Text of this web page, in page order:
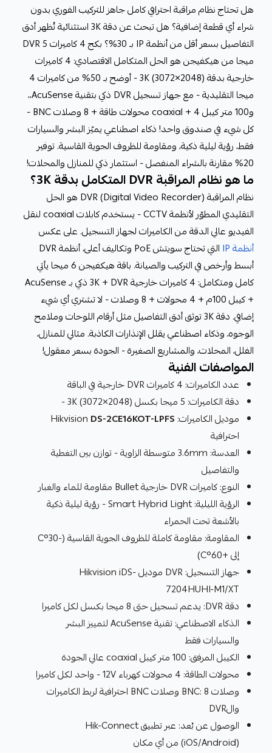
هل تحتاج نظام مراقبة احترافي كامل جاهز للتركيب الفوري بدون
شراء أي قطعة إضافية؟ هل تبحث عن دقة 3K استثنائية تُظهر أدق
التفاصيل بسعر أقل من أنظمة IP بـ 30%؟ بكج 4 كاميرات DVR 5
ميجا من هيكفيجن هو الحل المتكامل الاقتصادي: 4 كاميرات
خارجية بدقة 3K (3072×2048) - أوضح بـ 50% من كاميرات 4
ميجا التقليدية - مع جهاز تسجيل DVR ذكي بتقنية AcuSense،،
و100 متر كيبل coaxial + 4 محولات طاقة + 8 وصلات BNC -
كل شيء في صندوق واحد! ذكاء اصطناعي يميّز البشر والسيارات
فقط، رؤية ليلية ذكية، ومقاومة للظروف الجوية القاسية. توفير
20% مقارنة بالشراء المنفصل - استثمار ذكي للمنازل والمحلات!
ما هو نظام المراقبة DVR المتكامل بدقة 3K؟
نظام المراقبة DVR (Digital Video Recorder) هو الحل
التقليدي المطوّر لأنظمة CCTV - يستخدم كابلات coaxial لنقل
الفيديو عالي الدقة من الكاميرات لجهاز التسجيل. على عكس
أنظمة IP
التي تحتاج سويتش PoE وتكاليف أعلى، أنظمة DVR
أبسط وأرخص في التركيب والصيانة. باقة هيكفيجن 6 ميجا يأتي
كامل ومتكامل: 4 كاميرات خارجية 3K + DVR ذكي بـ AcuSense
+ كيبل 100م + 4 محولات + 8 وصلات - لا تشتري أي شيء
إضافي. دقة 3K توثق أدق التفاصيل مثل أرقام اللوحات وملامح
الوجوه، وذكاء اصطناعي يقلل الإنذارات الكاذبة. مثالي للمنازل،
الفلل، المحلات، والمشاريع الصغيرة - الجودة بسعر معقول!
المواصفات الفنية
عدد الكاميرات: 4 كاميرات DVR خارجية في الباقة
دقة الكاميرات: 5 ميجا بكسل 3K (3072×2048) -
موديل الكاميرات: Hikvision DS-2CE16KOT-LPFS
احترافية
العدسة: 3.6mm متوسطة الزاوية - توازن بين التغطية
والتفاصيل
النوع: كاميرات DVR خارجية Bullet مقاومة للماء والغبار
الرؤية الليلية: Smart Hybrid Light - رؤية ليلية ذكية
بالأشعة تحت الحمراء
المقاومة: مقاومة كاملة للظروف الجوية القاسية (-30°C
إلى +60°C)
جهاز التسجيل: DVR موديل Hikvision iDS-
7204HUHI-M1/XT
دقة DVR: يدعم تسجيل حتى 8 ميجا بكسل لكل كاميرا
الذكاء الاصطناعي: تقنية AcuSense لتمييز البشر
والسيارات فقط
الكيبل المرفق: 100 متر كيبل coaxial عالي الجودة
محولات الطاقة: 4 محولات كهرباء 12V - واحد لكل كاميرا
وصلات BNC: 8 وصلات BNC احترافية لربط الكاميرات
والDVR
الوصول عن بُعد: عبر تطبيق Hik-Connect
(iOS/Android) من أي مكان